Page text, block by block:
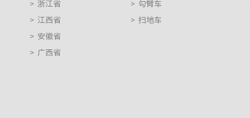
> 浙江省
> 江西省
> 安徽省
> 广西省
> 勾臂车
> 扫地车